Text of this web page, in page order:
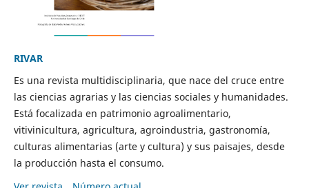
RIVAR
Es una revista multidisciplinaria, que nace del cruce entre
las ciencias agrarias y las ciencias sociales y humanidades.
Está focalizada en patrimonio agroalimentario,
vitivinicultura, agricultura, agroindustria, gastronomía,
culturas alimentarias (arte y cultura) y sus paisajes, desde
la producción hasta el consumo.